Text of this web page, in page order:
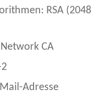
RSA (2048
CA
Adresse